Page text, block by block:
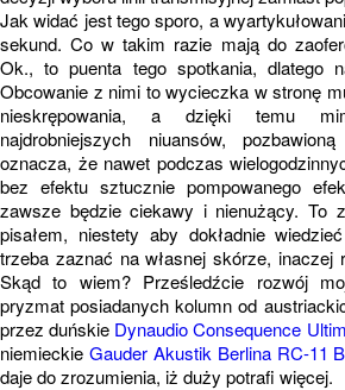
Jak widać jest tego sporo, a
sekund. Co w takim razie mają do
Ok., to puenta tego spotkania, dlatego
Obcowanie z nimi to wycieczka w stronę
nieskrępowania, a dzięki temu
najdrobniejszych niuansów,
oznacza, że nawet podczas
bez efektu sztucznie pompowanego
zawsze będzie ciekawy i nienużący. To
pisałem, niestety aby dokładnie
trzeba zaznać na własnej skórze, inaczej
Skąd to wiem? Prześledźcie rozwój
pryzmat posiadanych kolumn od
przez duńskie Dynaudio Consequence
niemieckie Gauder Akustik Berlina RC-11
daje do zrozumienia, iż duży potrafi więcej.